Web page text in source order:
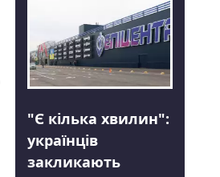
"Є кілька хвилин":
українців
закликають